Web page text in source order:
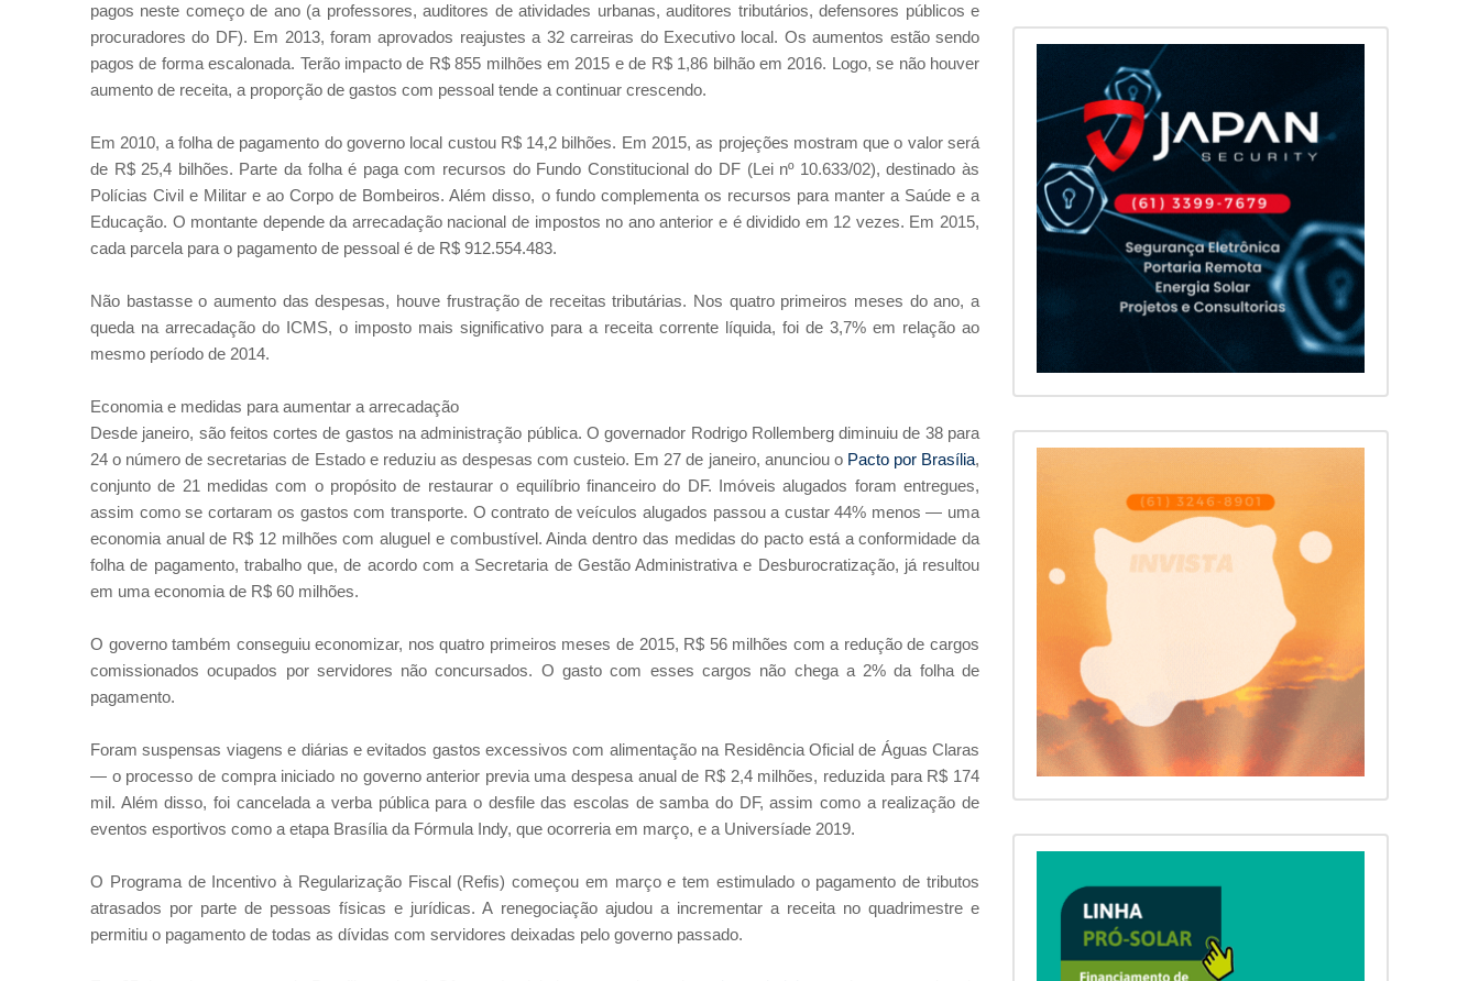
pagos neste começo de ano (a professores, auditores de atividades urbanas, auditores tributários, defensores públicos e
procuradores do DF). Em 2013, foram aprovados reajustes a 32 carreiras do Executivo local. Os aumentos estão sendo
pagos de forma escalonada. Terão impacto de R$ 855 milhões em 2015 e de R$ 1,86 bilhão em 2016. Logo, se não houver
aumento de receita, a proporção de gastos com pessoal tende a continuar crescendo.
Em 2010, a folha de pagamento do governo local custou R$ 14,2 bilhões. Em 2015, as projeções mostram que o valor será
de R$ 25,4 bilhões. Parte da folha é paga com recursos do Fundo Constitucional do DF (Lei nº 10.633/02), destinado às
Polícias Civil e Militar e ao Corpo de Bombeiros. Além disso, o fundo complementa os recursos para manter a Saúde e a
Educação. O montante depende da arrecadação nacional de impostos no ano anterior e é dividido em 12 vezes. Em 2015,
cada parcela para o pagamento de pessoal é de R$ 912.554.483.
Não bastasse o aumento das despesas, houve frustração de receitas tributárias. Nos quatro primeiros meses do ano, a
queda na arrecadação do ICMS, o imposto mais significativo para a receita corrente líquida, foi de 3,7% em relação ao
mesmo período de 2014.
Economia e medidas para aumentar a arrecadação
Desde janeiro, são feitos cortes de gastos na administração pública. O governador Rodrigo Rollemberg diminuiu de 38 para
24 o número de secretarias de Estado e reduziu as despesas com custeio. Em 27 de janeiro, anunciou o Pacto por Brasília,
conjunto de 21 medidas com o propósito de restaurar o equilíbrio financeiro do DF. Imóveis alugados foram entregues,
assim como se cortaram os gastos com transporte. O contrato de veículos alugados passou a custar 44% menos — uma
economia anual de R$ 12 milhões com aluguel e combustível. Ainda dentro das medidas do pacto está a conformidade da
folha de pagamento, trabalho que, de acordo com a Secretaria de Gestão Administrativa e Desburocratização, já resultou
em uma economia de R$ 60 milhões.
O governo também conseguiu economizar, nos quatro primeiros meses de 2015, R$ 56 milhões com a redução de cargos
comissionados ocupados por servidores não concursados. O gasto com esses cargos não chega a 2% da folha de
pagamento.
Foram suspensas viagens e diárias e evitados gastos excessivos com alimentação na Residência Oficial de Águas Claras
— o processo de compra iniciado no governo anterior previa uma despesa anual de R$ 2,4 milhões, reduzida para R$ 174
mil. Além disso, foi cancelada a verba pública para o desfile das escolas de samba do DF, assim como a realização de
eventos esportivos como a etapa Brasília da Fórmula Indy, que ocorreria em março, e a Universíade 2019.
O Programa de Incentivo à Regularização Fiscal (Refis) começou em março e tem estimulado o pagamento de tributos
atrasados por parte de pessoas físicas e jurídicas. A renegociação ajudou a incrementar a receita no quadrimestre e
permitiu o pagamento de todas as dívidas com servidores deixadas pelo governo passado.